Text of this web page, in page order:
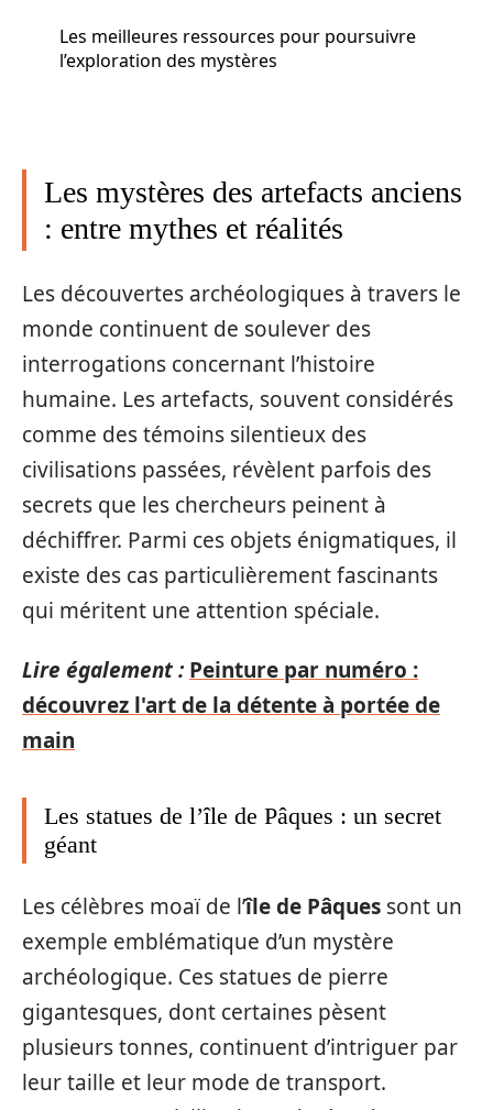
Les meilleures ressources pour poursuivre
l’exploration des mystères
Les mystères des artefacts anciens
: entre mythes et réalités
Les découvertes archéologiques à travers le
monde continuent de soulever des
interrogations concernant l’histoire
humaine. Les artefacts, souvent considérés
comme des témoins silentieux des
civilisations passées, révèlent parfois des
secrets que les chercheurs peinent à
déchiffrer. Parmi ces objets énigmatiques, il
existe des cas particulièrement fascinants
qui méritent une attention spéciale.
Lire également : Peinture par numéro :
découvrez l'art de la détente à portée de
main
Les statues de l’île de Pâques : un secret
géant
Les célèbres moaï de l’île de Pâques sont un
exemple emblématique d’un mystère
archéologique. Ces statues de pierre
gigantesques, dont certaines pèsent
plusieurs tonnes, continuent d’intriguer par
leur taille et leur mode de transport.